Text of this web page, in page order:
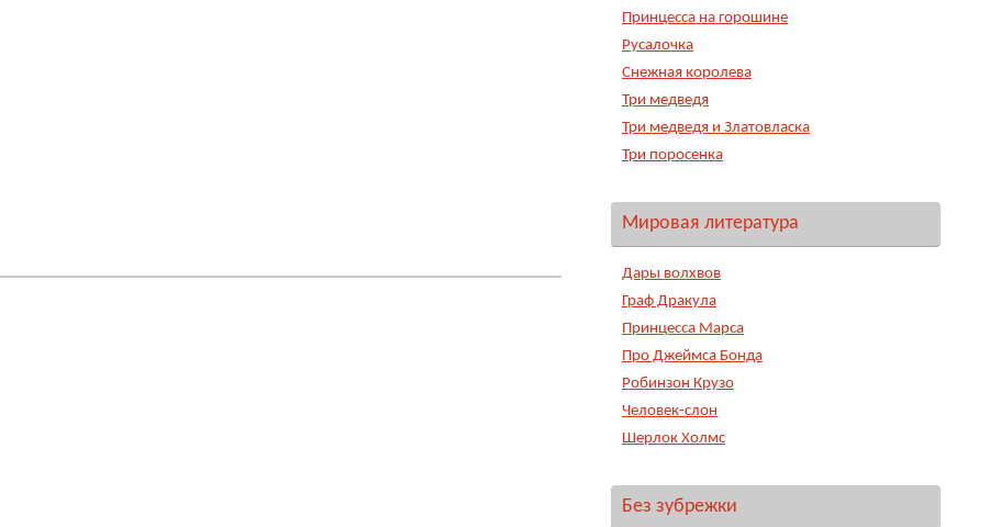
Принцесса на горошине
Русалочка
Снежная королева
Три медведя
Три медведя и Златовласка
Три поросенка
Мировая литература
Дары волхвов
Граф Дракула
Принцесса Марса
Про Джеймса Бонда
Робинзон Крузо
Человек-слон
Шерлок Холмс
Без зубрежки